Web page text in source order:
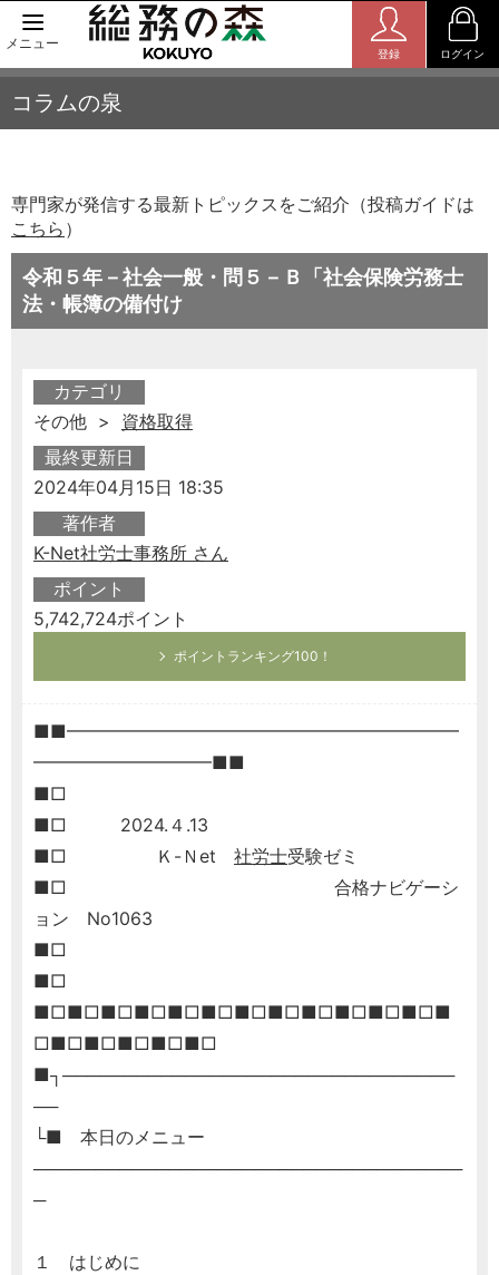
メニュー
登録 ログイン
コラムの泉
専門家が発信する最新トピックスをご紹介（投稿ガイドは
こちら ）
令和５年－社会一般・問５－Ｂ「社会保険労務士
法・帳簿の備付け
カテゴリ
その他 > 資格取得
最終更新日
2024年04月15日 18:35
著作者
K-Net社労士事務所 さん
ポイント
5,742,724ポイント
ポイントランキング100！
■■━━━━━━━━━━━━━━━━━━━━━━
━━━━━━━━━━■■
■□
■□ 2024.４.13
■□ Ｋ-Ｎet 社労士受験ゼミ
■□ 合格ナビゲーシ
ョン No1063
■□
■□
■□■□■□■□■□■□■□■□■□■□■□■□■
□■□■□■□■□■□
■┐────────────────────────────────
──
└■ 本日のメニュー
───────────────────────────────────
─
１ はじめに